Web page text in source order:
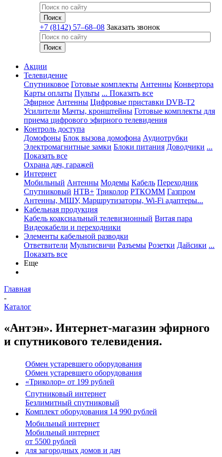
+7 (8142) 57–68–08 Заказать звонок
Акции
Телевидение
Спутниковое Готовые комплекты Антенны Конвертора
Карты оплаты Пульты ... Показать все
Эфирное Антенны Цифровые приставки DVB-T2
Усилители Мачты, кронштейны Готовые комплекты для
приема цифрового эфирного телевидения
Контроль доступа
Домофоны Блок вызова домофона Аудиотрубки
Электромагнитные замки Блоки питания Доводчики ...
Показать все
Охрана дач, гаражей
Интернет
Мобильный Антенны Модемы Кабель Переходник
Спутниковый НТВ+ Триколор РТКОММ Газпром
Антенны, МШУ, Маршрутизаторы, Wi-Fi адаптеры...
Кабельная продукция
Кабель коаксиальный телевизионный Витая пара
Видеокабели и переходники
Элементы кабельной разводки
Ответвители Мультисвичи Разъемы Розетки Дайсики ...
Показать все
Еще
Главная
-
Каталог
«Антэн». Интернет-магазин эфирного
и спутникового телевидения.
Обмен устаревшего оборудования
Обмен устаревшего оборудования
«Триколор» от 199 рублей
Спутниковый интернет
Безлимитный спутниковый
Комплект оборудования 14 990 рублей
Мобильный интернет
Мобильный интернет
от 5500 рублей
для загородных домов и дач